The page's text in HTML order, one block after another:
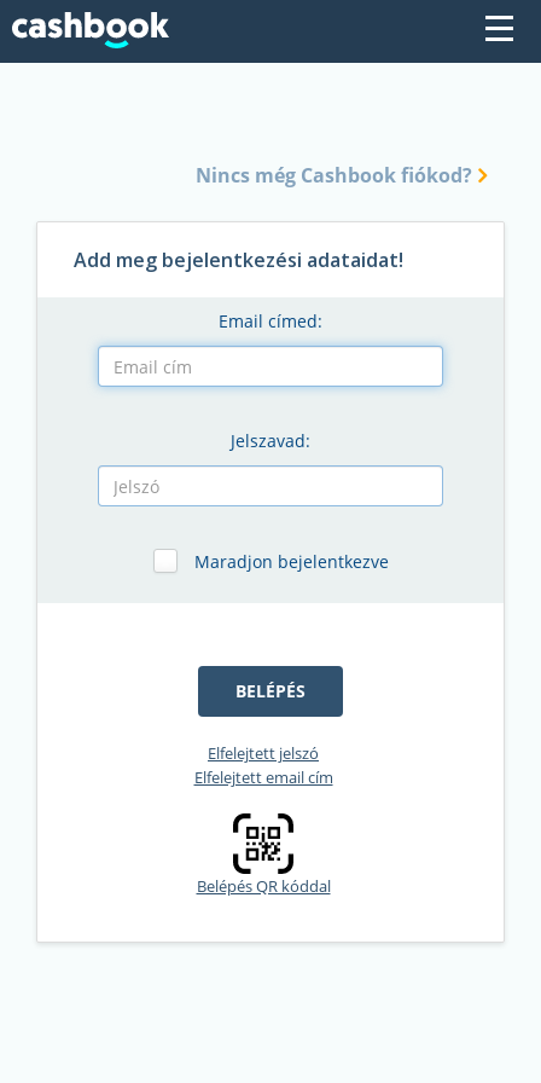
Nincs még Cashbook fiókod?
Add meg bejelentkezési adataidat!
Email címed:
Jelszavad:
Maradjon bejelentkezve
Elfelejtett jelszó
Elfelejtett email cím
Belépés QR kóddal